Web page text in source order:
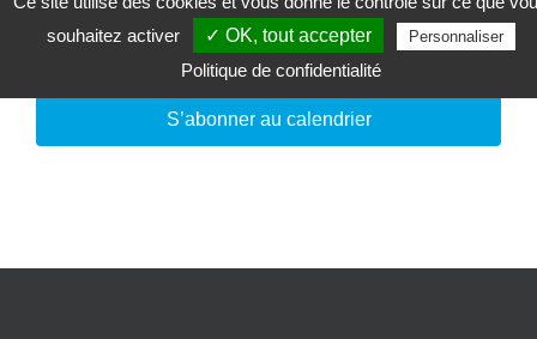
Jour précédent Jour suivant
S’abonner au calendrier
souhaitez activer
✓ OK, tout accepter Personnaliser
Politique de confidentialité